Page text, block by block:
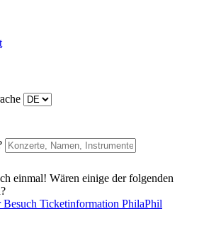
einmal! Wären einige der folgenden
Besuch Ticketinformation PhilaPhil